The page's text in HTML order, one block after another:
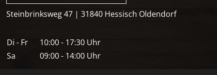
Steinbrinksweg 47 | 31840 Hessisch Oldendorf
Di - Fr
10:00 - 17:30 Uhr
Sa
09:00 - 14:00 Uhr